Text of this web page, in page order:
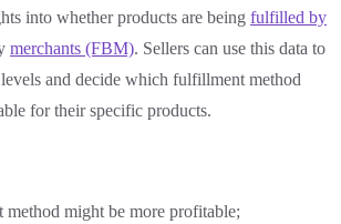
into whether products are being fulfilled by
merchants (FBM). Sellers can use this data to
and decide which fulfillment method
for their specific products.
might be more profitable;